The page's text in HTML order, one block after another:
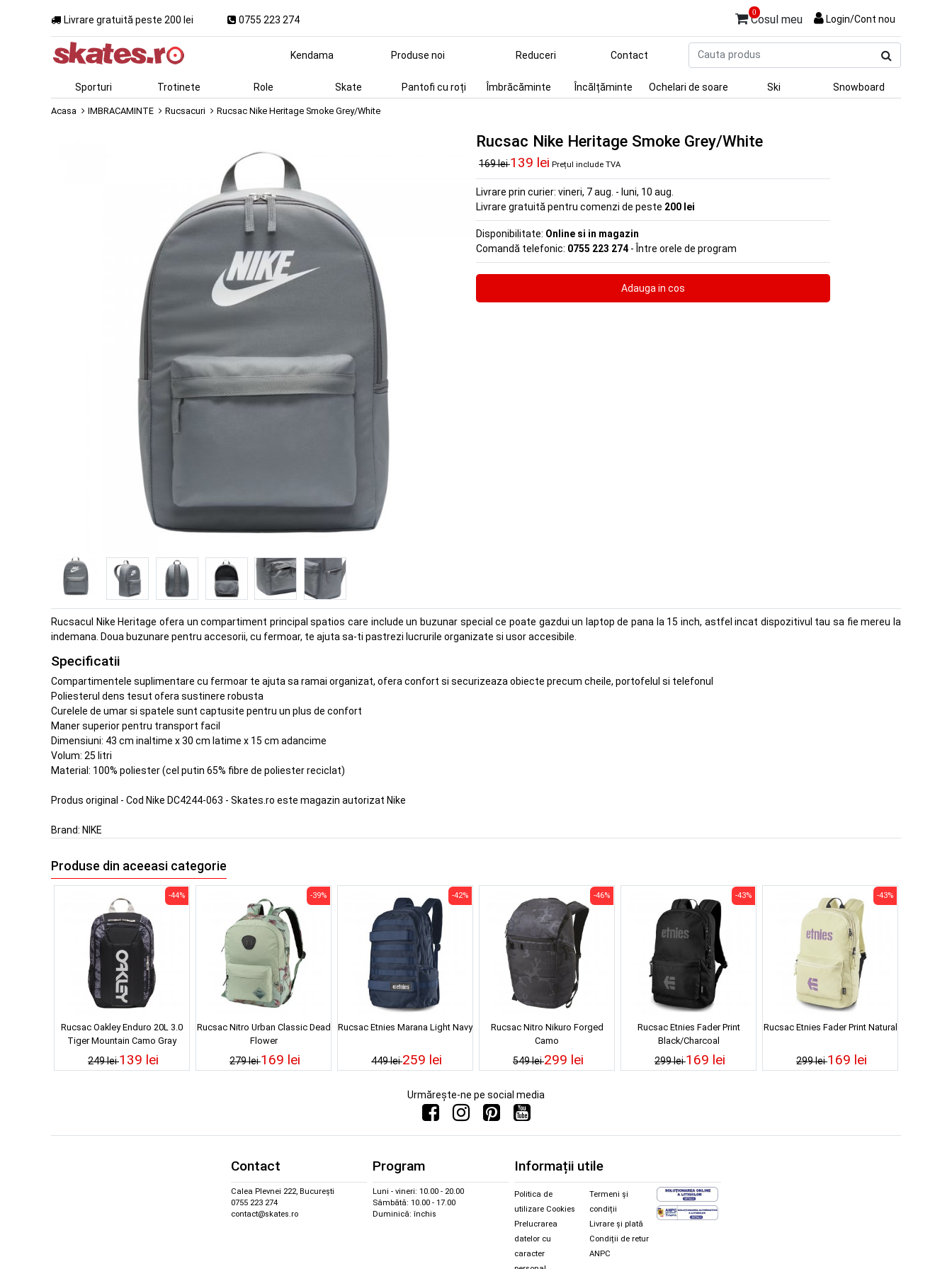
Livrare gratuită peste 200 lei 0755 223 274
0
Cosul meu Login/Cont nou
produs
Kendama Produse noi Reduceri Contact
Sporturi Trotinete Role Skate Pantofi cu roți Îmbrăcăminte Încălțăminte Ochelari de soare Ski Snowboard
Acasa IMBRACAMINTE Rucsacuri Rucsac Nike Heritage Smoke Grey/White
Rucsac Nike Heritage Smoke Grey/White
169 lei139 lei Prețul include TVA
Livrare prin curier: vineri, 7 aug. - luni, 10 aug.
Livrare gratuită pentru comenzi de peste 200 lei
Disponibilitate: Online si in magazin
Comandă telefonic: 0755 223 274 - Între orele de program
Rucsacul Nike Heritage ofera un compartiment principal spatios care include un buzunar special ce poate gazdui un laptop de pana la 15 inch, astfel incat dispozitivul tau sa fie mereu la
indemana. Doua buzunare pentru accesorii, cu fermoar, te ajuta sa-ti pastrezi lucrurile organizate si usor accesibile.
Specificatii
Compartimentele suplimentare cu fermoar te ajuta sa ramai organizat, ofera confort si securizeaza obiecte precum cheile, portofelul si telefonul
Poliesterul dens tesut ofera sustinere robusta
Curelele de umar si spatele sunt captusite pentru un plus de confort
Maner superior pentru transport facil
Dimensiuni: 43 cm inaltime x 30 cm latime x 15 cm adancime
Volum: 25 litri
Material: 100% poliester (cel putin 65% fibre de poliester reciclat)
Produs original - Cod Nike DC4244-063 - Skates.ro este magazin autorizat Nike
Brand: NIKE
Produse din aceeasi categorie
Rucsac Oakley Enduro 20L 3.0
Tiger Mountain Camo Gray
249 lei
-44%
139 lei
Rucsac Nitro Urban Classic Dead
Flower
279 lei
-39%
169 lei
Rucsac Etnies Marana Light Navy
449 lei
-42%
259 lei
Rucsac Nitro Nikuro Forged
Camo
549 lei
-46%
299 lei
Rucsac Etnies Fader Print
Black/Charcoal
299 lei
-43%
169 lei
Rucsac Etnies Fader Print Natural
299 lei
-43%
169 lei
Urmărește-ne pe social media
Contact
Calea Plevnei 222, București
0755 223 274
contact@skates.ro
Program
Luni - vineri: 10.00 - 20.00
Sâmbătă: 10.00 - 17.00
Duminică: închis
Informații utile
Politica de
utilizare Cookies
Prelucrarea
datelor cu
caracter
Termeni și
condiții
Livrare și plată
Condiții de retur
ANPC